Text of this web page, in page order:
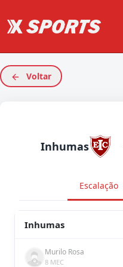
Voltar
Inhumas
Escalação
Inhumas
Murilo Rosa
8 MEC